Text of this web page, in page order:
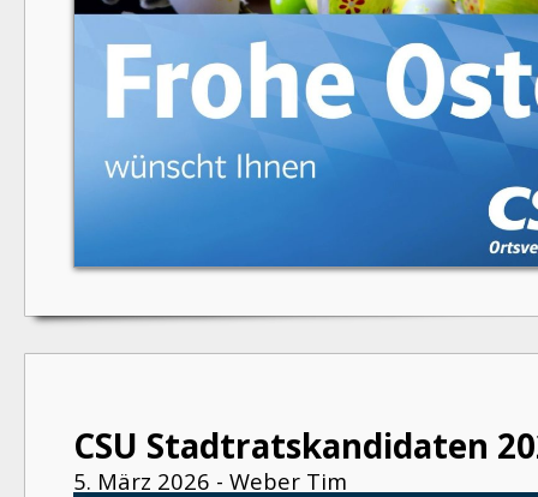
CSU Stadtratskandidaten
5. März 2026 - Weber Tim